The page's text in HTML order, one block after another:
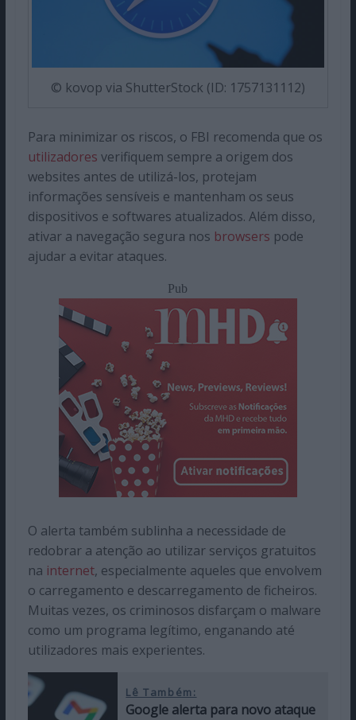
© kovop via ShutterStock (ID: 1757131112)
Para minimizar os riscos, o FBI recomenda que os
utilizadores verifiquem sempre a origem dos
websites antes de utilizá-los, protejam
informações sensíveis e mantenham os seus
dispositivos e softwares atualizados. Além disso,
ativar a navegação segura nos browsers pode
ajudar a evitar ataques.
Pub
O alerta também sublinha a necessidade de
redobrar a atenção ao utilizar serviços gratuitos
na internet, especialmente aqueles que envolvem
o carregamento e descarregamento de ficheiros.
Muitas vezes, os criminosos disfarçam o malware
como um programa legítimo, enganando até
utilizadores mais experientes.
Lê Também:
Google alerta para novo ataque